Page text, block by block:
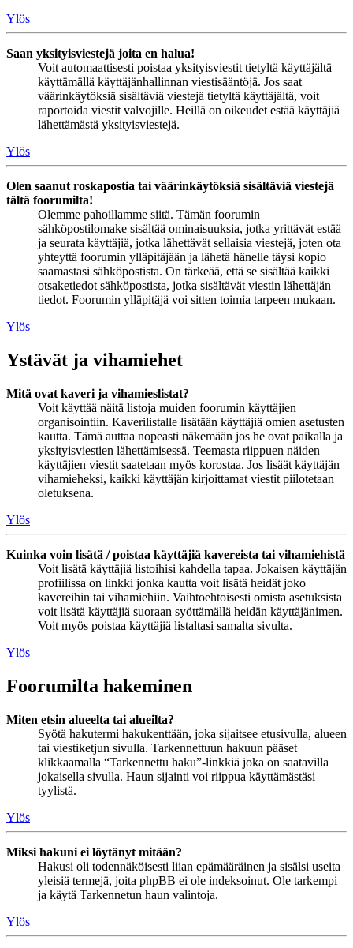
Ylös
Saan yksityisviestejä joita en halua!
Voit automaattisesti poistaa yksityisviestit tietyltä käyttäjältä
käyttämällä käyttäjänhallinnan viestisääntöjä. Jos saat
väärinkäytöksiä sisältäviä viestejä tietyltä käyttäjältä, voit
raportoida viestit valvojille. Heillä on oikeudet estää käyttäjiä
lähettämästä yksityisviestejä.
Ylös
Olen saanut roskapostia tai väärinkäytöksiä sisältäviä viestejä
tältä foorumilta!
Olemme pahoillamme siitä. Tämän foorumin
sähköpostilomake sisältää ominaisuuksia, jotka yrittävät estää
ja seurata käyttäjiä, jotka lähettävät sellaisia viestejä, joten ota
yhteyttä foorumin ylläpitäjään ja lähetä hänelle täysi kopio
saamastasi sähköpostista. On tärkeää, että se sisältää kaikki
otsaketiedot sähköpostista, jotka sisältävät viestin lähettäjän
tiedot. Foorumin ylläpitäjä voi sitten toimia tarpeen mukaan.
Ylös
Ystävät ja vihamiehet
Mitä ovat kaveri ja vihamieslistat?
Voit käyttää näitä listoja muiden foorumin käyttäjien
organisointiin. Kaverilistalle lisätään käyttäjiä omien asetusten
kautta. Tämä auttaa nopeasti näkemään jos he ovat paikalla ja
yksityisviestien lähettämisessä. Teemasta riippuen näiden
käyttäjien viestit saatetaan myös korostaa. Jos lisäät käyttäjän
vihamieheksi, kaikki käyttäjän kirjoittamat viestit piilotetaan
oletuksena.
Ylös
Kuinka voin lisätä / poistaa käyttäjiä kavereista tai vihamiehistä
Voit lisätä käyttäjiä listoihisi kahdella tapaa. Jokaisen käyttäjän
profiilissa on linkki jonka kautta voit lisätä heidät joko
kavereihin tai vihamiehiin. Vaihtoehtoisesti omista asetuksista
voit lisätä käyttäjiä suoraan syöttämällä heidän käyttäjänimen.
Voit myös poistaa käyttäjiä listaltasi samalta sivulta.
Ylös
Foorumilta hakeminen
Miten etsin alueelta tai alueilta?
Syötä hakutermi hakukenttään, joka sijaitsee etusivulla, alueen
tai viestiketjun sivulla. Tarkennettuun hakuun pääset
klikkaamalla “Tarkennettu haku”-linkkiä joka on saatavilla
jokaisella sivulla. Haun sijainti voi riippua käyttämästäsi
tyylistä.
Ylös
Miksi hakuni ei löytänyt mitään?
Hakusi oli todennäköisesti liian epämääräinen ja sisälsi useita
yleisiä termejä, joita phpBB ei ole indeksoinut. Ole tarkempi
ja käytä Tarkennetun haun valintoja.
Ylös